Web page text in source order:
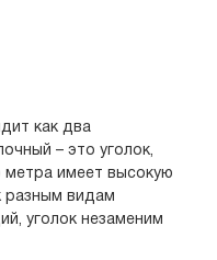
как два
– это уголок,
имеет высокую
разным видам
уголок незаменим